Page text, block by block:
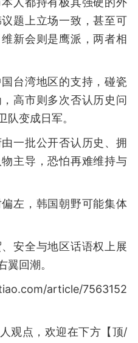
题上立场一致，甚至可
新会则是鹰派，两者相
台湾地区的支持，碰瓷
高市则多次否认历史问
队变成日军。
一批公开否认历史、拥
主导，恐怕再难维持与
左，韩国朝野可能集体
安全与地区话语权上展
翼回潮。
article/7563152
观点，欢迎在下方【顶/